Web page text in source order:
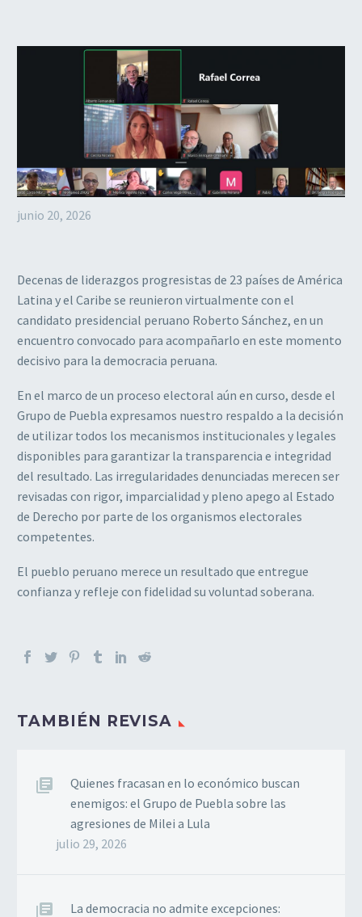
junio 20, 2026
Decenas de liderazgos progresistas de 23 países de América
Latina y el Caribe se reunieron virtualmente con el
candidato presidencial peruano Roberto Sánchez, en un
encuentro convocado para acompañarlo en este momento
decisivo para la democracia peruana.
En el marco de un proceso electoral aún en curso, desde el
Grupo de Puebla expresamos nuestro respaldo a la decisión
de utilizar todos los mecanismos institucionales y legales
disponibles para garantizar la transparencia e integridad
del resultado. Las irregularidades denunciadas merecen ser
revisadas con rigor, imparcialidad y pleno apego al Estado
de Derecho por parte de los organismos electorales
competentes.
El pueblo peruano merece un resultado que entregue
confianza y refleje con fidelidad su voluntad soberana.
TAMBIÉN REVISA
Quienes fracasan en lo económico buscan
enemigos: el Grupo de Puebla sobre las
agresiones de Milei a Lula
julio 29, 2026
La democracia no admite excepciones: